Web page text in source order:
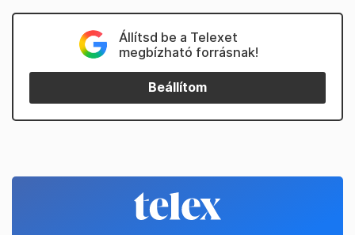
Állítsd be a Telexet
megbízható forrásnak!
Beállítom